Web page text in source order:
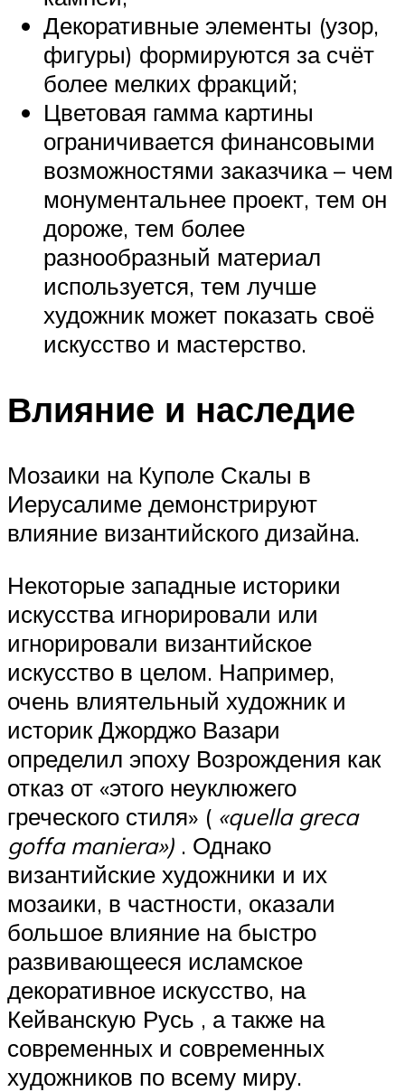
Декоративные элементы (узор,
фигуры) формируются за счёт
более мелких фракций;
Цветовая гамма картины
ограничивается финансовыми
возможностями заказчика – чем
монументальнее проект, тем он
дороже, тем более
разнообразный материал
используется, тем лучше
художник может показать своё
искусство и мастерство.
Влияние и наследие
Мозаики на Куполе Скалы в
Иерусалиме демонстрируют
влияние византийского дизайна.
Некоторые западные историки
искусства игнорировали или
игнорировали византийское
искусство в целом. Например,
очень влиятельный художник и
историк Джорджо Вазари
определил эпоху Возрождения как
отказ от «этого неуклюжего
греческого стиля» ( «quella greca
goffa maniera») . Однако
византийские художники и их
мозаики, в частности, оказали
большое влияние на быстро
развивающееся исламское
декоративное искусство, на
Кейванскую Русь , а также на
современных и современных
художников по всему миру.